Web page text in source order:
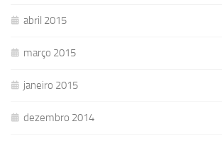
abril 2015
março 2015
janeiro 2015
dezembro 2014